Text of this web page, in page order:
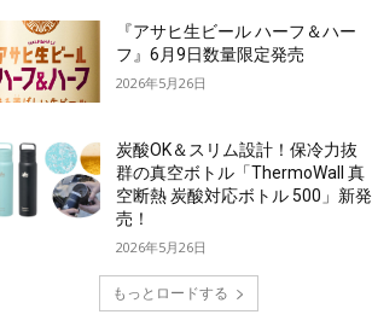
『アサヒ生ビール ハーフ＆ハー
フ』6月9日数量限定発売
2026年5月26日
炭酸OK＆スリム設計！保冷力抜
群の真空ボトル「ThermoWall 真
空断熱 炭酸対応ボトル 500」新発
売！
2026年5月26日
もっとロードする